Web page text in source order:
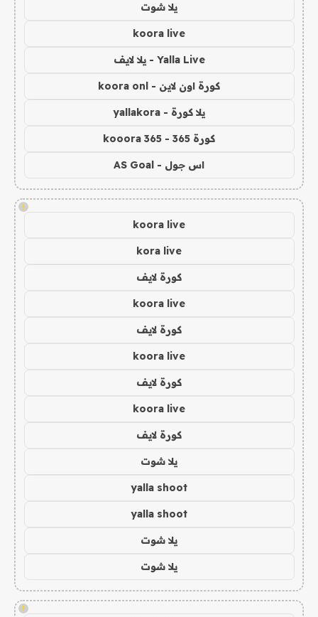
يلا شوت
koora live
Yalla Live - يلا لايف
كورة اون لاين - koora onl
يلا كورة - yallakora
كورة 365 - kooora 365
اس جول - AS Goal
!
koora live
kora live
كورة لايف
koora live
كورة لايف
koora live
كورة لايف
koora live
كورة لايف
يلا شوت
yalla shoot
yalla shoot
يلا شوت
يلا شوت
!